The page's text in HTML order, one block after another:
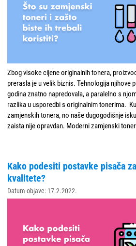
Zbog visoke cijene originalnih tonera,
prerasla je u velik biznis. Tehnologija njihove
godina znatno napredovala, a paralelno s
razlika u usporedbi s originalnim tonerima.
zamjenskih tonera, no naše dugogodišnje
zaista nije opravdan. Moderni zamjenski
Kako podesiti postavke pisača
kvalitete?
Datum objave: 17.2.2022.